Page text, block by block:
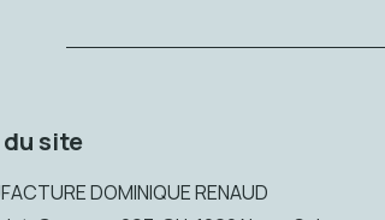
site
DOMINIQUE RENAUD